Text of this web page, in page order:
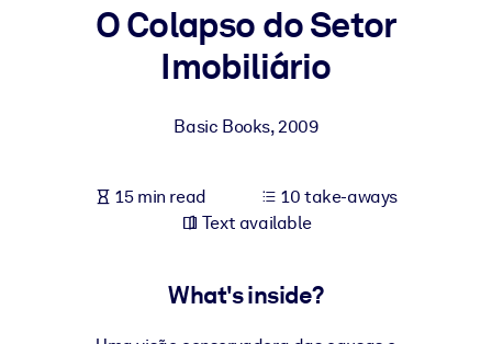
Enrich your corporate library with trusted, ready-to-use business
outputs.
O Colapso do Setor
Imobiliário
Basic Books,2009
15 min read
10 take-aways
Text available
What's inside?